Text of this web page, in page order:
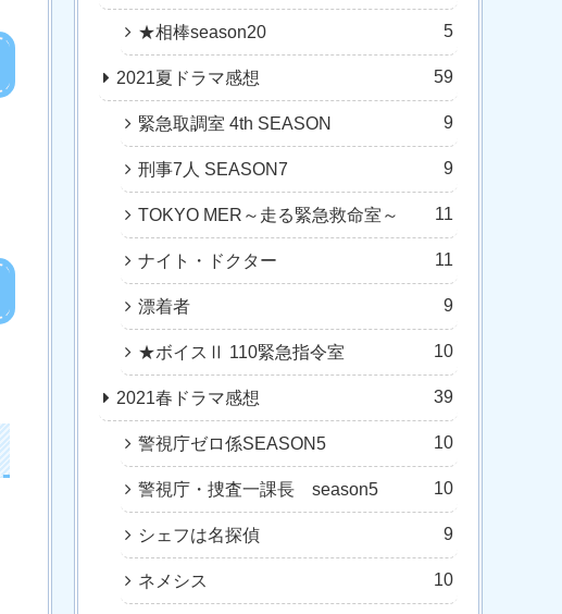
★相棒season20 5
2021夏ドラマ感想 59
緊急取調室 4th SEASON 9
刑事7人 SEASON7 9
TOKYO MER～走る緊急救命室～ 11
ナイト・ドクター 11
漂着者 9
★ボイスⅡ 110緊急指令室 10
2021春ドラマ感想 39
警視庁ゼロ係SEASON5 10
警視庁・捜査一課長 season5 10
シェフは名探偵 9
ネメシス 10